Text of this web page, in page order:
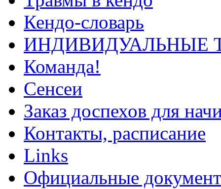
Кендо-словарь
ИНДИВИДУАЛЬНЫЕ
Команда!
Сенсеи
Заказ доспехов для
Контакты, расписание
Links
Официальные